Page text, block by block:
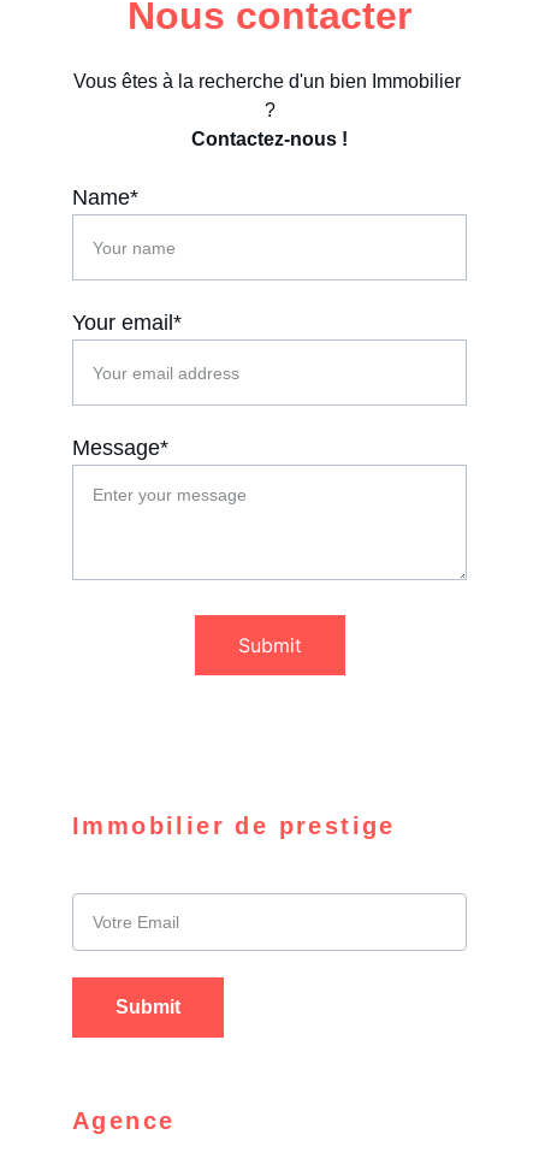
Name*
Your email*
Message*
Submit
Nous contacter
Vous êtes à la recherche d'un bien Immobilier
?
Contactez-nous !
Agence
Submit
Immobilier de prestige